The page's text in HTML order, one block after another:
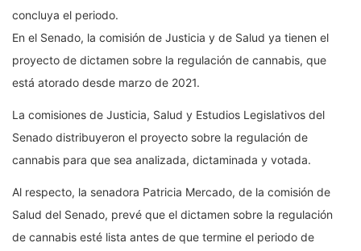
concluya el periodo.
En el Senado, la comisión de Justicia y de Salud ya tienen el
proyecto de dictamen sobre la regulación de cannabis, que
está atorado desde marzo de 2021.
La comisiones de Justicia, Salud y Estudios Legislativos del
Senado distribuyeron el proyecto sobre la regulación de
cannabis para que sea analizada, dictaminada y votada.
Al respecto, la senadora Patricia Mercado, de la comisión de
Salud del Senado, prevé que el dictamen sobre la regulación
de cannabis esté lista antes de que termine el periodo de